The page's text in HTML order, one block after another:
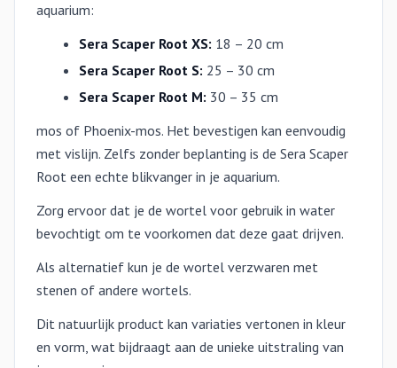
aquarium:
Sera Scaper Root XS: 18 – 20 cm
Sera Scaper Root S: 25 – 30 cm
Sera Scaper Root M: 30 – 35 cm
mos of Phoenix-mos. Het bevestigen kan eenvoudig
met vislijn. Zelfs zonder beplanting is de Sera Scaper
Root een echte blikvanger in je aquarium.
Zorg ervoor dat je de wortel voor gebruik in water
bevochtigt om te voorkomen dat deze gaat drijven.
Als alternatief kun je de wortel verzwaren met
stenen of andere wortels.
Dit natuurlijk product kan variaties vertonen in kleur
en vorm, wat bijdraagt aan de unieke uitstraling van